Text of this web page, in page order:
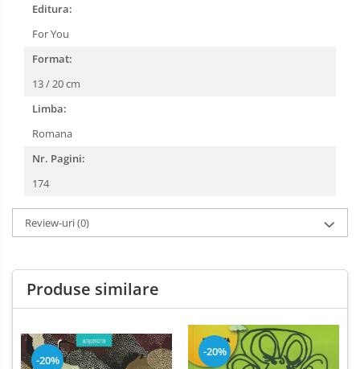
Editura:
For You
Format:
13 / 20 cm
Limba:
Romana
Nr. Pagini:
174
Review-uri(0)
Produse similare
-20%
-20%